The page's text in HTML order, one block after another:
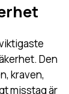
Den
kraven,
misstag är